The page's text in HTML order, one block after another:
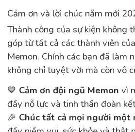
Cảm ơn và lời chúc năm mới
Thành công của sự kiện không
góp từ tất cả các thành viên
Memon. Chính các bạn đã làm
không chỉ tuyệt vời mà còn vô
💙 Cảm ơn đội ngũ Memon vì
đầy nỗ lực và tinh thần đoàn
🎉 Chúc tất cả mọi người một